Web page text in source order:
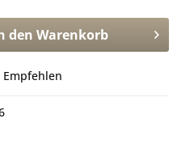
den Warenkorb
Empfehlen